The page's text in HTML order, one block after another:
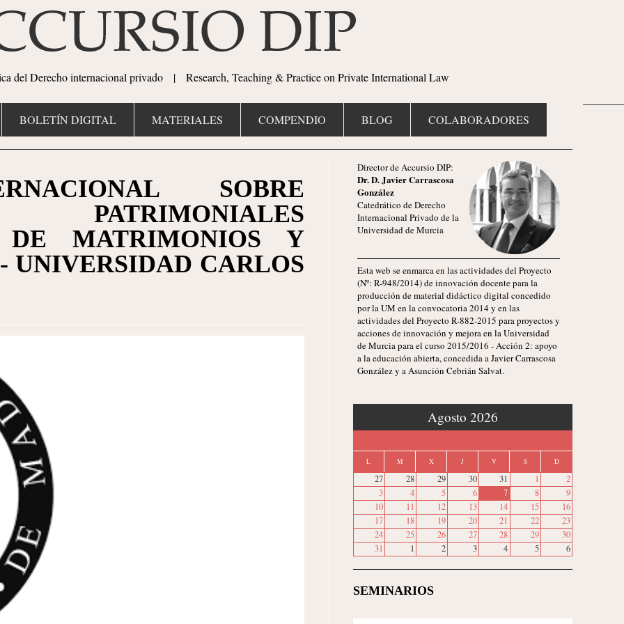
del Derecho internacional privado | Research, Teaching & Practice on Private International Law
BOLETÍN DIGITAL MATERIALES COMPENDIO BLOG COLABORADORES
SOBRE
DE MATRIMONIOS Y
UNIVERSIDAD CARLOS
Director de Accursio DIP:
Dr. D. Javier Carrascosa
González
Catedrático de Derecho
Internacional Privado de la
Universidad de Murcia
Esta web se enmarca en las actividades del Proyecto
(Nº: R-948/2014) de innovación docente para la
producción de material didáctico digital concedido
por la UM en la convocatoria 2014 y en las
actividades del Proyecto R-882-2015 para proyectos y
acciones de innovación y mejora en la Universidad
de Murcia para el curso 2015/2016 - Acción 2: apoyo
a la educación abierta, concedida a Javier Carrascosa
González y a Asunción Cebrián Salvat.
Agosto 2026
L M X J V S D
27 28 29 30 31 1
2
3
4 5 6 7 8
9
10
11 12 13 14 15
16
17
18 19 20 21 22
23
24
25 26 27 28 29
30
31
1 2 3 4 5 6
SEMINARIOS